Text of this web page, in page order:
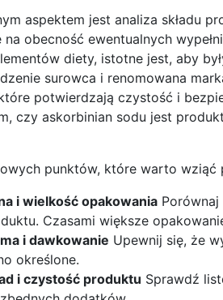
aspektem jest analiza składu
na obecność ewentualnych
diety, istotne jest, aby
surowca i renomowana
potwierdzają czystość i
czy askorbinian sodu jest
punktów, które warto
i wielkość opakowania
Czasami większe
i dawkowanie Upewnij się, że
określone.
i czystość produktu Sprawdź